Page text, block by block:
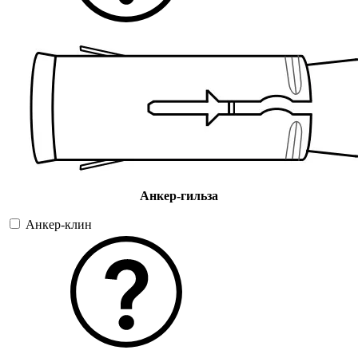
Анкер-гильза
Анкер-клин